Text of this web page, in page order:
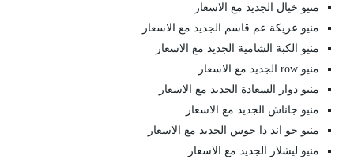
منيو خيال الجديد مع الاسعار
منيو عريكة عم قاسم الجديد مع الاسعار
منيو الكبة الشامية الجديد مع الاسعار
منيو row الجديد مع الاسعار
منيو دوار السعادة الجديد مع الاسعار
منيو جاناش الجديد مع الاسعار
منيو جو اند ذا جوس الجديد مع الاسعار
منيو ليشلاز الجديد مع الاسعار